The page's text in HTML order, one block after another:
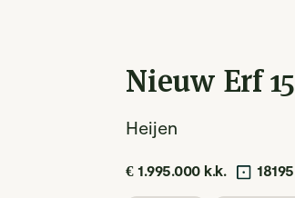
Nieuw Erf 15
Heijen
€ 1.995.000 k.k. 18195